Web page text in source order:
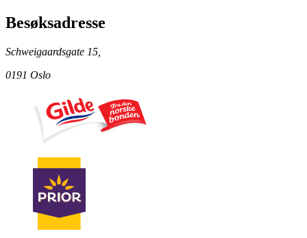
Besøksadresse
Schweigaardsgate 15,
0191 Oslo